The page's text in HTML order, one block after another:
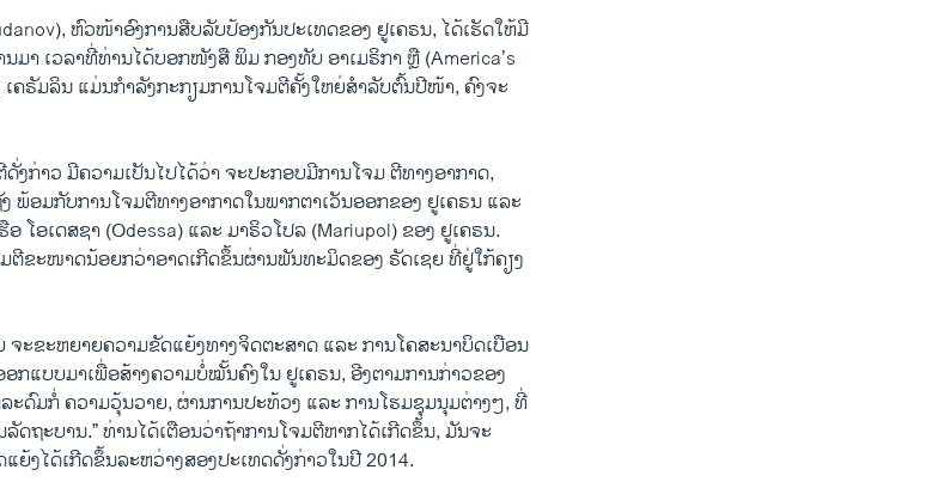
ຫົວໜ້າອົງການສືບລັບປ້ອງກັນປະເທດຂອງ ຢູເຄຣນ, ໄດ້ເຮັດໃຫ້ມີ
ມາ ເວລາທີ່ທ່ານໄດ້ບອກໜັງສື ພິມ ກອງທັບ ອາເມຣິກາ ຫຼື (America’s
ເຄຣັມລິນ ແມ່ນກຳລັງກະກຽມການໂຈມຕີຄັ້ງໃຫຍ່ສຳລັບຕົ້ນປີໜ້າ, ຄົງຈະ
ງກ່າວ ມີຄວາມເປັນໄປໄດ້ວ່າ ຈະປະກອບມີການໂຈມ ຕີທາງອາກາດ,
ພ້ອມກັບການໂຈມຕີທາງອາກາດໃນພາກຕາເວັນອອກຂອງ ຢູເຄຣນ ແລະ
ໂອເດສຊາ (Odessa) ແລະ ມາຣິວໂປລ (Mariupol) ຂອງ ຢູເຄຣນ.
ຕີຂະໜາດນ້ອຍກວ່າອາດເກີດຂຶ້ນຜ່ານພັນທະມິດຂອງ ຣັດເຊຍ ທີ່ຢູ່ໃກ້ຄຽງ
ະຂະຫຍາຍຄວາມຂັດແຍ້ງທາງຈິດຕະສາດ ແລະ ການໂຄສະນາບິດເບືອນ
ກແບບມາເພື່ອສ້າງຄວາມບໍ່ໝັ້ນຄົງໃນ ຢູເຄຣນ, ອີງຕາມການກ່າວຂອງ
ລະດົມ​ກໍ່ ຄວາມວຸ້ນວາຍ, ຜ່ານການປະທ້ວງ ແລະ ການ​ໂຮມຊຸມ​ນຸມຕ່າງໆ, ທີ່
ດຖະບານ.” ທ່ານໄດ້ເຕືອນວ່າຖ້າການໂຈມຕີຫາກໄດ້ເກີດຂຶ້ນ, ມັນຈະ
ຍ້ງໄດ້ເກີດຂຶ້ນລະຫວ່າງສອງປະເທດດັ່ງກ່າວໃນປີ 2014.